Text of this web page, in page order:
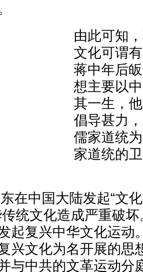
由此可知
文化可谓
蒋中年后
想主要以
其一生，
倡导甚力
儒家道统
家道统的
在中国大陆发起“文
统文化造成严重破
起复兴中华文化运动
兴文化为名开展的思
与中共的文革运动分